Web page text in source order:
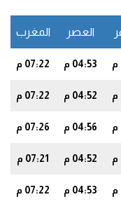
العصر المغرب
04:53 م 07:22 م
04:52 م 07:22 م
04:56 م 07:26 م
04:52 م 07:21 م
04:53 م 07:22 م